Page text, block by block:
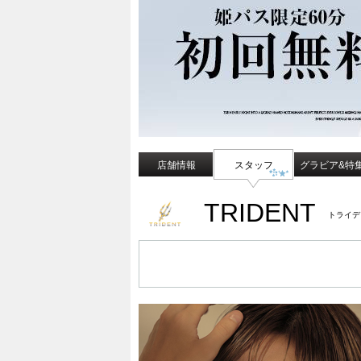
店舗情報 スタッフ グラビア&特
TRIDENT トライ